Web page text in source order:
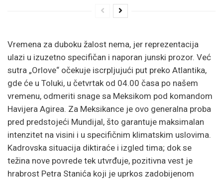
Vremena za duboku žalost nema, jer reprezentacija
ulazi u izuzetno specifičan i naporan junski prozor. Već
sutra „Orlove“ očekuje iscrpljujući put preko Atlantika,
gde će u Toluki, u četvrtak od 04.00 časa po našem
vremenu, odmeriti snage sa Meksikom pod komandom
Havijera Agirea. Za Meksikance je ovo generalna proba
pred predstojeći Mundijal, što garantuje maksimalan
intenzitet na visini i u specifičnim klimatskim uslovima.
Kadrovska situacija diktiraće i izgled tima; dok se
težina nove povrede tek utvrđuje, pozitivna vest je
hrabrost Petra Stanića koji je uprkos zadobijenom